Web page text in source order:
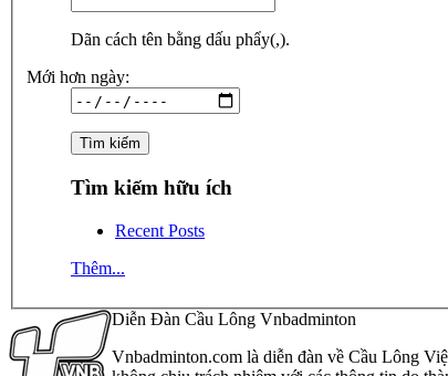
Dãn cách tên bằng dấu phẩy(,).
Mới hơn ngày:
Tìm kiếm hữu ích
Recent Posts
Thêm...
Diễn Đàn Cầu Lông Vnbadminton
Vnbadminton.com là diễn đàn về Cầu Lông